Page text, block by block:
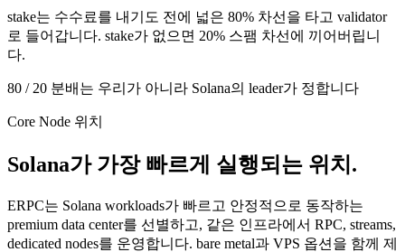
stake는 수수료를 내기도 전에 넓은 80% 차선을 타고 validator
로 들어갑니다. stake가 없으면 20% 스팸 차선에 끼어버립니
다.
80 / 20 분배는 우리가 아니라 Solana의 leader가 정합니다
Core Node 위치
Solana가 가장 빠르게 실행되는 위치.
ERPC는 Solana workloads가 빠르고 안정적으로 동작하는
premium data center를 선별하고, 같은 인프라에서 RPC, streams,
dedicated nodes를 운영합니다. bare metal과 VPS 옵션을 함께 제